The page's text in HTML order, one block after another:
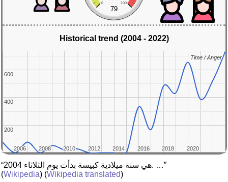
0 100
79
Historical trend (2004 - 2022)
2006
2006 2008
2008 2010
2010 2012
2012 2014
2014 2016
2016 2018
2018 2020
2020
200
200
400
400
600
600
Time / Anger
Time / Anger
“2004 هي سنة ميلادية كبيسة بدأت يوم الثلاثاء. …”
(Wikipedia) (Wikipedia translated)